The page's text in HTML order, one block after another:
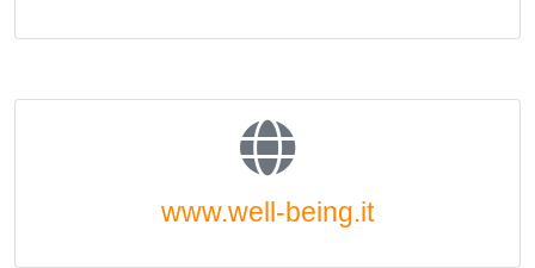
www.well-being.it